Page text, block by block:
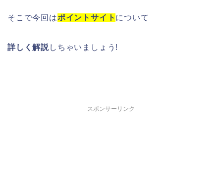
そこで今回はポイントサイト について
詳しく解説しちゃいましょう!
スポンサーリンク